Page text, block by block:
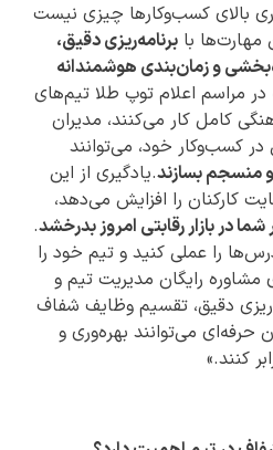
بالای کسب‌وکارها چیزی نیست
با برنامه‌ریزی دقیق،
و زمان‌بندی هوشمندانه
مراسم اعلام توپ طلا تیم‌های
کامل کار می‌کنند، مدیران
در کسب‌وکار خود، می‌توانند
منسجم بسازند.یادگیری از این
کارکنان را افزایش می‌دهد،
در بازار رقابتی امروز بدرخشد.
را عملی کنید و تیم خود را
مشاوره رایگان مدیریت تیم و
دقیق، تقسیم وظایف شفاف
حرفه‌ای می‌توانند بهره‌وری و
کنند.»